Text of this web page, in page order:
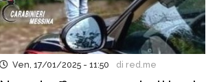
Ven, 17/01/2025 - 11:50 di red.me